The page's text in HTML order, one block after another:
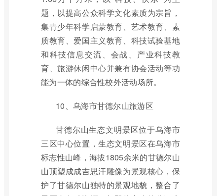
题，以提高公众科学文化素质为宗旨，
集青少年科学启蒙教育、艺术教育、素
质教育、爱国主义教育、科技试验基地
和科技信息交流、会战、产业科技教
育、旅游休闲中心并兼有协会活动等功
能为一体的综合性校外活动场所。
10、乌海市甘德尔山旅游区
甘德尔山生态文明景区位于乌海市
三区中心位置，生态文明景区在乌海市
标志性山峰，海拔1805余米的甘德尔山
山顶塑成成吉思汗雕像为景观核心，保
护了甘德尔山独特的景观地貌，整合了